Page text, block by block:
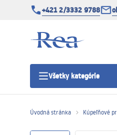
+421 2/3332 9788
Všetky kategórie
Úvodná stránka Kúpeľňové